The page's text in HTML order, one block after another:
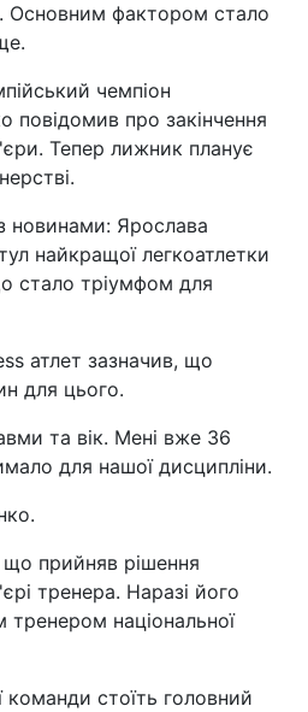
Основним фактором стало
чемпіон
повідомив про закінчення
Тепер лижник планує
новинами: Ярослава
найкращої легкоатлетки
стало тріумфом для
атлет зазначив, що
для цього.
та вік. Мені вже 36
для нашої дисципліни.
що прийняв рішення
тренера. Наразі його
національної
команди стоїть головний